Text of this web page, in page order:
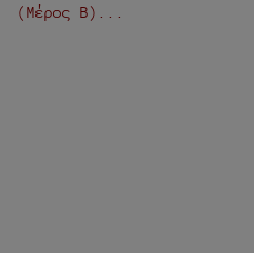
(Μέρος Β)...